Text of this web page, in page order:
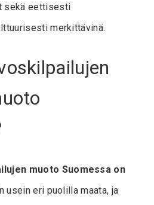
sekä eettisesti
merkittävinä.
muoto Suomessa on
usein eri puolilla maata, ja